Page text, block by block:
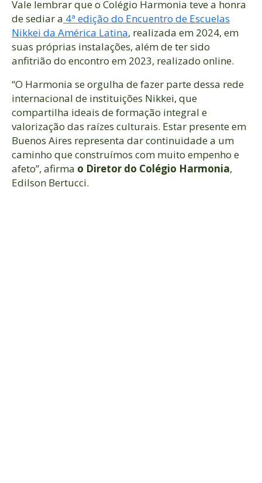
Vale lembrar que o Colégio Harmonia teve a honra
de sediar a 4ª edição do Encuentro de Escuelas
Nikkei da América Latina, realizada em 2024, em
suas próprias instalações, além de ter sido
anfitrião do encontro em 2023, realizado online.
“O Harmonia se orgulha de fazer parte dessa rede
internacional de instituições Nikkei, que
compartilha ideais de formação integral e
valorização das raízes culturais. Estar presente em
Buenos Aires representa dar continuidade a um
caminho que construímos com muito empenho e
afeto”, afirma o Diretor do Colégio Harmonia,
Edilson Bertucci.